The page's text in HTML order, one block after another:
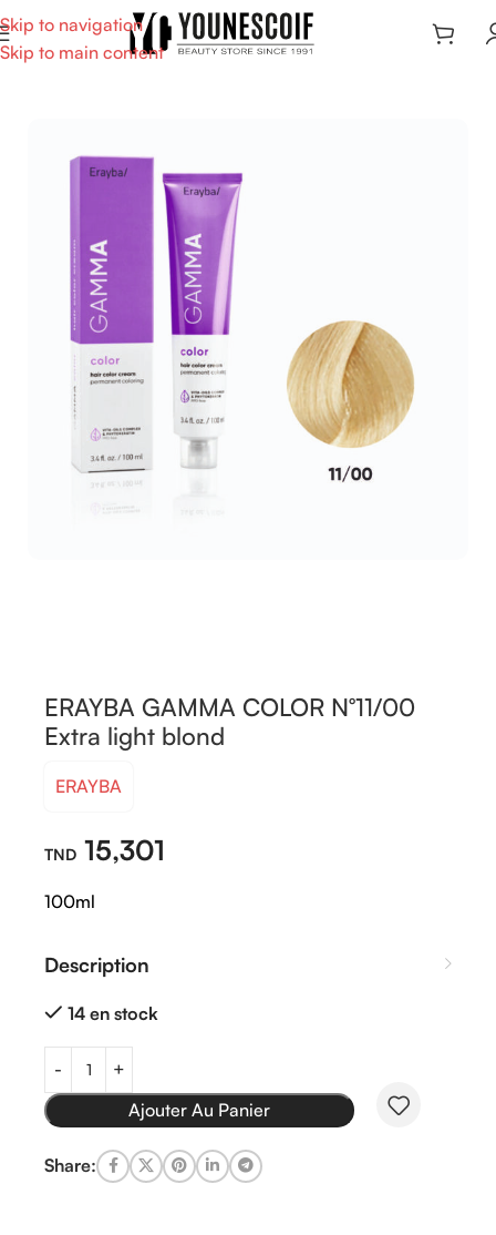
Skip to navigation
Skip to main content
ERAYBA GAMMA COLOR N°11/00
Extra light blond
ERAYBA
15,301
100ml
Description
14 en stock
Ajouter Au Panier
Share: